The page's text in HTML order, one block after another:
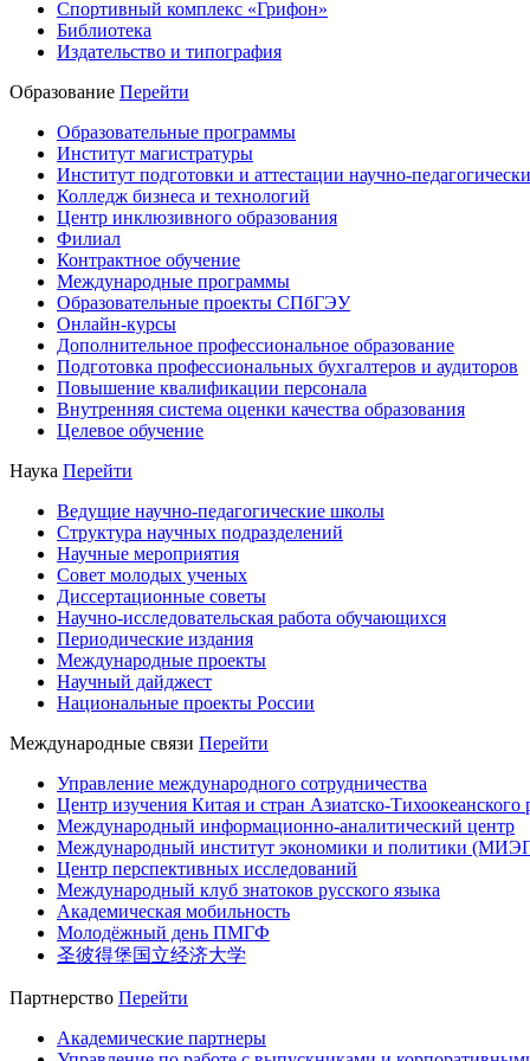
Спортивный комплекс «Грифон»
Библиотека
Издательство и типография
Образование Перейти
Образовательные программы
Институт магистратуры
Институт подготовки и аттестации научно-
Колледж бизнеса и технологий
Центр инклюзивного образования
Филиал
Контрактное обучение
Международные программы
Образовательные проекты СПбГЭУ
Онлайн-курсы
Дополнительное профессиональное образование
Подготовка профессиональных бухгалтеров и аудиторов
Повышение квалификации персонала
Внутренняя система оценки качества образования
Целевое обучение
Наука Перейти
Ведущие научно-педагогические школы
Структура научных подразделений
Научные мероприятия
Совет молодых ученых
Диссертационные советы
Научно-исследовательская работа обучающихся
Периодические издания
Международные проекты
Научный дайджест
Национальные проекты России
Международные связи Перейти
Управление международного сотрудничества
Центр изучения Китая и стран Азиатско-Тихоокеанского
Международный информационно-аналитический центр
Международный институт экономики и политики
Центр перспективных исследований
Международный клуб знатоков русского языка
Академическая мобильность
Молодёжный день ПМГФ
圣彼得堡国立经济大学
Партнерство Перейти
Академические партнеры